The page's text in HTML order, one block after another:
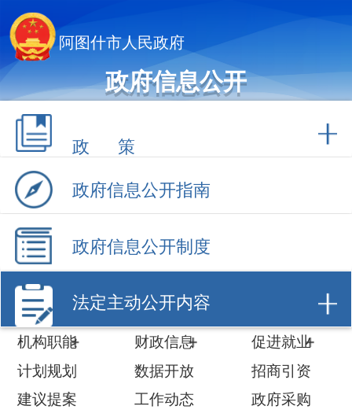
阿图什市人民政府
政府信息公开
政府信息公开指南
政府信息公开制度
法定主动公开内容
机构职能
计划规划
数据开放
招商引资
建议提案
工作动态
政府采购
费
行政许可 行政处罚/强制 重大决策